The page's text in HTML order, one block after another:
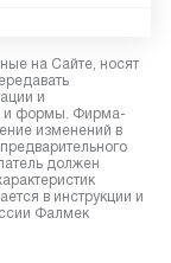
на Сайте, носят
и
и формы. Фирма-
изменений в
должен
в инструкции и
Фалмек